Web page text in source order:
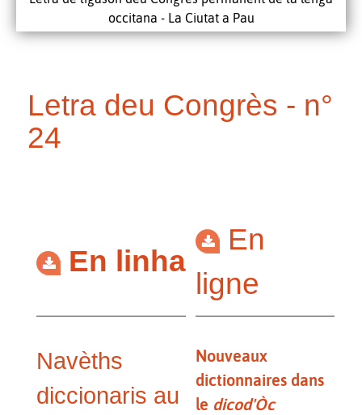
occitana - La Ciutat a Pau
Letra deu Congrès - n°
24
En linha
En
ligne
Navèths
diccionaris au
Nouveaux
dictionnaires dans
le dicod'Òc